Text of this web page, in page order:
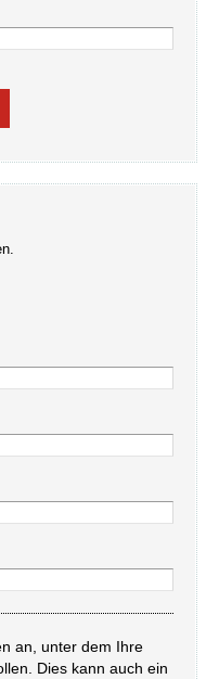
an, unter dem Ihre
Dies kann auch ein